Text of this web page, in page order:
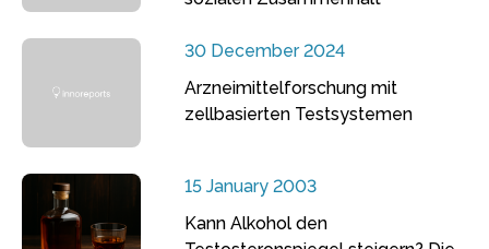
30 December 2024
Arzneimittelforschung mit
zellbasierten Testsystemen
15 January 2003
Kann Alkohol den